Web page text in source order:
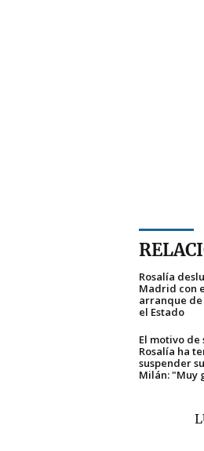
Rosalía
Madrid con
arranque de
el Estado
El motivo
Rosalía ha
suspender
Milán: "Muy